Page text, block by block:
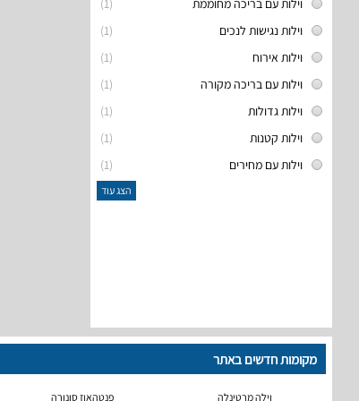
(1)
וילות עם בריכה מחוממת
(1)
וילות נגישות לנכים
(1)
וילות אירוח
(1)
וילות עם בריכה מקורה
(1)
וילות גדולות
(1)
וילות קטנות
(1)
וילות עם מחירים
הצג עוד
מקומות חדשים באתר
וילה מרטינלה פנטהאוז סונורה